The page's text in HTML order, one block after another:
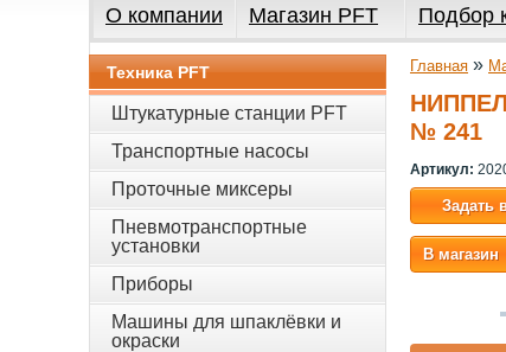
О компании Магазин PFT Подбор
Главная »
№ 241
Артикул:
Задать
В магазин
Техника PFT
Штукатурные станции PFT
Транспортные насосы
Проточные миксеры
Пневмотранспортные
установки
Приборы
Машины для шпаклёвки и
окраски